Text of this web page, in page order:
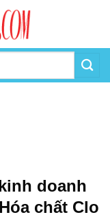
doanh
chất Clo